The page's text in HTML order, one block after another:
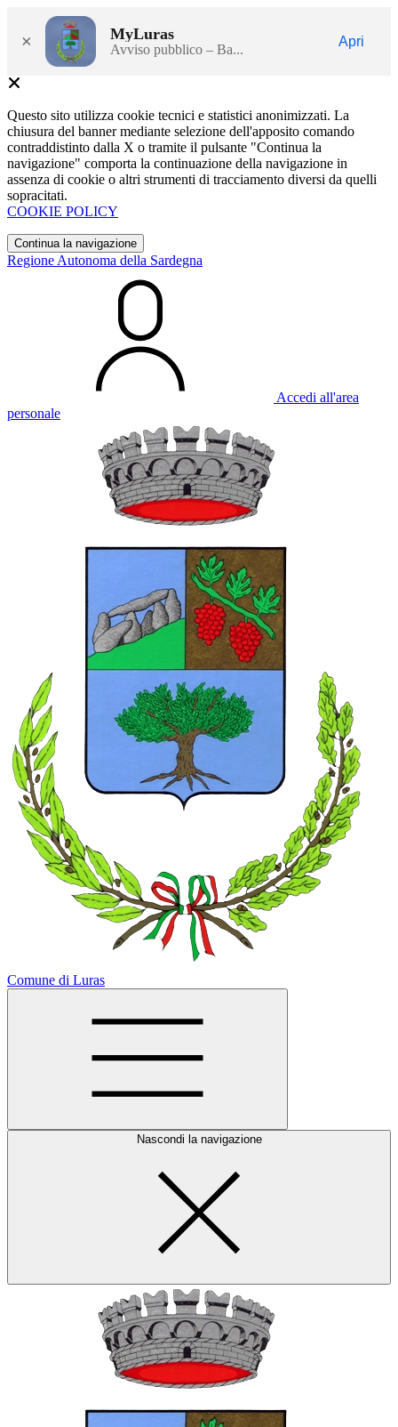
× MyLuras
Avviso pubblico – Ba...
Apri
Questo sito utilizza cookie tecnici e statistici anonimizzati. La
chiusura del banner mediante selezione dell'apposito comando
contraddistinto dalla X o tramite il pulsante "Continua la
navigazione" comporta la continuazione della navigazione in
assenza di cookie o altri strumenti di tracciamento diversi da quelli
sopracitati.
COOKIE POLICY
Continua la navigazione
Regione Autonoma della Sardegna
Accedi all'area
personale
Comune di Luras
Nascondi la navigazione